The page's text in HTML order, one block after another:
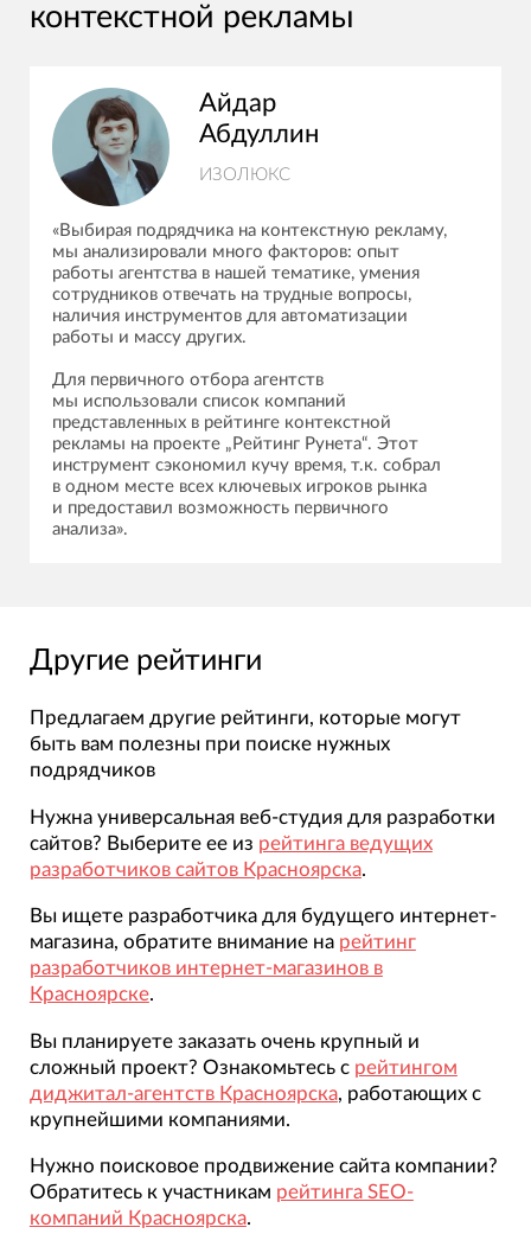
контекстной рекламы
Айдар
Абдуллин
ИЗОЛЮКС
«Выбирая подрядчика на контекстную рекламу,
мы анализировали много факторов: опыт
работы агентства в нашей тематике, умения
сотрудников отвечать на трудные вопросы,
наличия инструментов для автоматизации
работы и массу других.
Для первичного отбора агентств
мы использовали список компаний
представленных в рейтинге контекстной
рекламы на проекте „Рейтинг Рунета“. Этот
инструмент сэкономил кучу время, т.к. собрал
в одном месте всех ключевых игроков рынка
и предоставил возможность первичного
анализа».
Другие рейтинги
Предлагаем другие рейтинги, которые могут
быть вам полезны при поиске нужных
подрядчиков
Нужна универсальная веб-студия для разработки
сайтов? Выберите ее из рейтинга ведущих
разработчиков сайтов Красноярска.
Вы ищете разработчика для будущего интернет-
магазина, обратите внимание на рейтинг
разработчиков интернет-магазинов в
Красноярске.
Вы планируете заказать очень крупный и
сложный проект? Ознакомьтесь с рейтингом
диджитал-агентств Красноярска, работающих с
крупнейшими компаниями.
Нужно поисковое продвижение сайта компании?
Обратитесь к участникам рейтинга SEO-
компаний Красноярска.